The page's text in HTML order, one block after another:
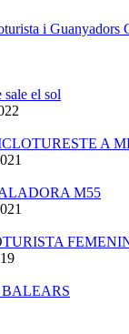
i
el sol
A
M55